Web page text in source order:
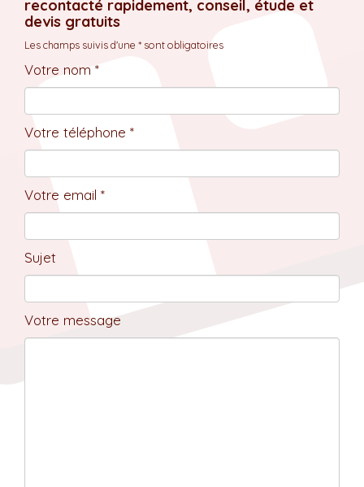
recontacté rapidement, conseil, étude et
devis gratuits
Les champs suivis d'une * sont obligatoires
Votre nom *
Votre téléphone *
Votre email *
Sujet
Votre message